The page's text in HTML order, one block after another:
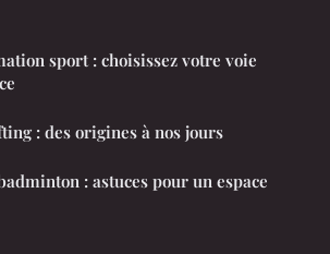
sport : choisissez votre voie
: des origines à nos jours
: astuces pour un espace